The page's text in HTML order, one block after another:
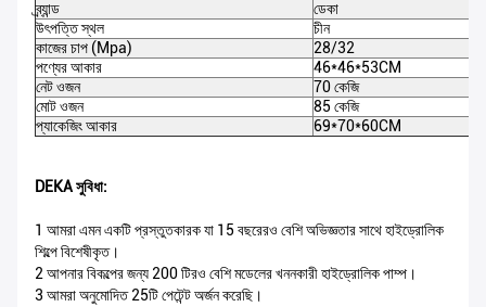
ব্র্যান্ড
ডেকা
উৎপত্তি স্থল
চীন
কাজের চাপ (Mpa)
28/32
পণ্যের আকার
46*46*53CM
নেট ওজন
70 কেজি
মোট ওজন
85 কেজি
প্যাকেজিং আকার
69*70*60CM
DEKA সুবিধা:
1 আমরা এমন একটি প্রস্তুতকারক যা 15 বছরেরও বেশি অভিজ্ঞতার সাথে হাইড্রোলিক
শিল্পে বিশেষীকৃত।
2 আপনার বিকল্পের জন্য 200 টিরও বেশি মডেলের খননকারী হাইড্রোলিক পাম্প।
3 আমরা অনুমোদিত 25টি পেটেন্ট অর্জন করেছি।